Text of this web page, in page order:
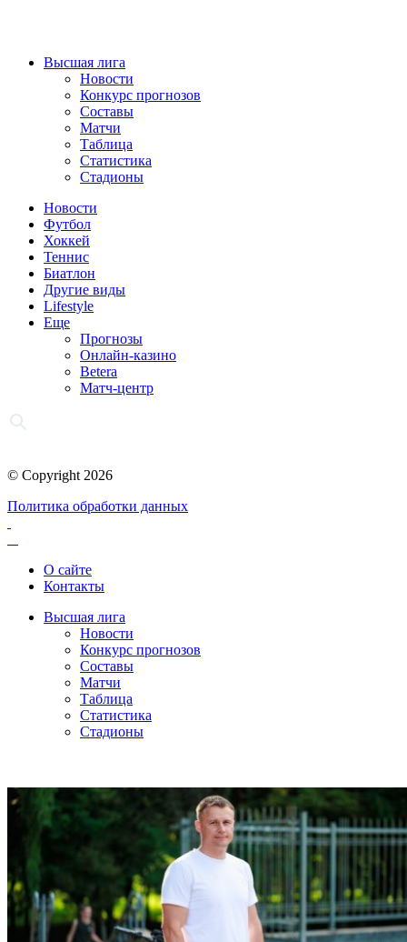
Высшая лига
Новости
Конкурс прогнозов
Составы
Матчи
Таблица
Статистика
Стадионы
Новости
Футбол
Хоккей
Теннис
Биатлон
Другие виды
Lifestyle
Еще
Прогнозы
Онлайн-казино
Betera
Матч-центр
© Copyright 2026
Политика обработки данных
О сайте
Контакты
Высшая лига
Новости
Конкурс прогнозов
Составы
Матчи
Таблица
Статистика
Стадионы